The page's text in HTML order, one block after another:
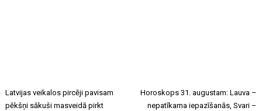
Latvijas veikalos pircēji pavisam
pēkšņi sākuši masveidā pirkt
Horoskops 31. augustam: Lauva –
nepatīkama iepazīšanās, Svari –